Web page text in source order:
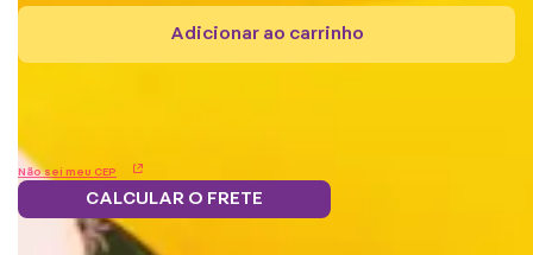
adicionar ao carrinho
Não sei meu CEP
CALCULAR O FRETE